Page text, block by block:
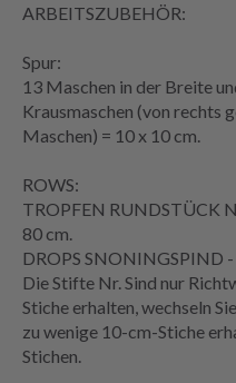
ARBEITSZUBEHÖR:
Spur:
13 Maschen in der Breite
Krausmaschen (von rechts
Maschen) = 10 x 10 cm.
ROWS:
TROPFEN RUNDSTÜCK
80 cm.
DROPS SNONINGSPIND -
Die Stifte Nr. Sind nur
Stiche erhalten, wechseln
zu wenige 10-cm-Stiche
Stichen.